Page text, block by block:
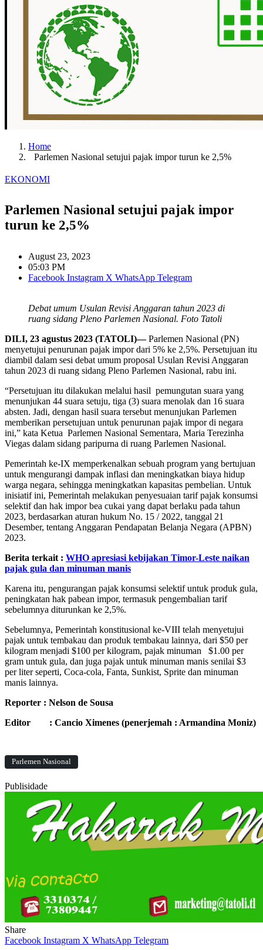
Home
Parlemen Nasional setujui pajak impor turun ke 2,5%
EKONOMI
Parlemen Nasional setujui pajak impor
turun ke 2,5%
August 23, 2023
05:03 PM
Facebook Instagram X WhatsApp Telegram
Debat umum Usulan Revisi Anggaran tahun 2023 di
ruang sidang Pleno Parlemen Nasional. Foto Tatoli
DILI, 23 agustus 2023 (TATOLI)—Parlemen Nasional (PN)
menyetujui penurunan pajak impor dari 5% ke 2,5%. Persetujuan itu
diambil dalam sesi debat umum proposal Usulan Revisi Anggaran
tahun 2023 di ruang sidang Pleno Parlemen Nasional, rabu ini.
“Persetujuan itu dilakukan melalui hasil pemungutan suara yang
menunjukan 44 suara setuju, tiga (3) suara menolak dan 16 suara
absten. Jadi, dengan hasil suara tersebut menunjukan Parlemen
memberikan persetujuan untuk penurunan pajak impor di negara
ini,” kata Ketua Parlemen Nasional Sementara, Maria Terezinha
Viegas dalam sidang paripurna di ruang Parlemen Nasional.
Pemerintah ke-IX memperkenalkan sebuah program yang bertujuan
untuk mengurangi dampak inflasi dan meningkatkan biaya hidup
warga negara, sehingga meningkatkan kapasitas pembelian. Untuk
inisiatif ini, Pemerintah melakukan penyesuaian tarif pajak konsumsi
selektif dan hak impor bea cukai yang dapat berlaku pada tahun
2023, berdasarkan aturan hukum No. 15 / 2022, tanggal 21
Desember, tentang Anggaran Pendapatan Belanja Negara (APBN)
2023.
Berita terkait : WHO apresiasi kebijakan Timor-Leste naikan
pajak gula dan minuman manis
Karena itu, pengurangan pajak konsumsi selektif untuk produk gula,
peningkatan hak pabean impor, termasuk pengembalian tarif
sebelumnya diturunkan ke 2,5%.
Sebelumnya, Pemerintah konstitusional ke-VIII telah menyetujui
pajak untuk tembakau dan produk tembakau lainnya, dari $50 per
kilogram menjadi $100 per kilogram, pajak minuman $1.00 per
gram untuk gula, dan juga pajak untuk minuman manis senilai $3
per liter seperti, Coca-cola, Fanta, Sunkist, Sprite dan minuman
manis lainnya.
Reporter : Nelson de Sousa
Editor : Cancio Ximenes (penerjemah : Armandina Moniz)
Parlemen Nasional
Publisidade
Share
Facebook Instagram X WhatsApp Telegram